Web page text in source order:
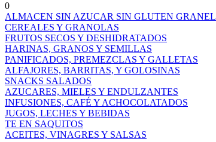
0
ALMACEN SIN AZUCAR SIN GLUTEN GRANEL
CEREALES Y GRANOLAS
FRUTOS SECOS Y DESHIDRATADOS
HARINAS, GRANOS Y SEMILLAS
PANIFICADOS, PREMEZCLAS Y GALLETAS
ALFAJORES, BARRITAS, Y GOLOSINAS
SNACKS SALADOS
AZUCARES, MIELES Y ENDULZANTES
INFUSIONES, CAFÉ Y ACHOCOLATADOS
JUGOS, LECHES Y BEBIDAS
TE EN SAQUITOS
ACEITES, VINAGRES Y SALSAS